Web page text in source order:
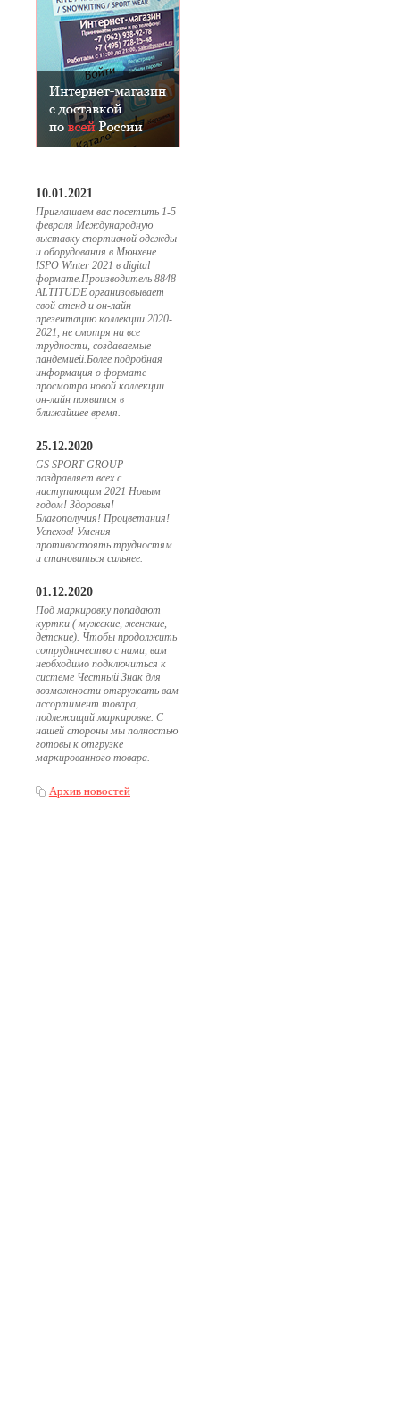
10.01.2021
Приглашаем вас посетить 1-5
февраля Международную
выставку спортивной одежды
и оборудования в Мюнхене
ISPO Winter 2021 в digital
формате.Производитель 8848
ALTITUDE организовывает
свой стенд и он-лайн
презентацию коллекции 2020-
2021, не смотря на все
трудности, создаваемые
пандемией.Более подробная
информация о формате
просмотра новой коллекции
он-лайн появится в
ближайшее время.
25.12.2020
GS SPORT GROUP
поздравляет всех с
наступающим 2021 Новым
годом! Здоровья!
Благополучия! Процветания!
Успехов! Умения
противостоять трудностям
и становиться сильнее.
01.12.2020
Под маркировку попадают
куртки ( мужские, женские,
детские). Чтобы продолжить
сотрудничество с нами, вам
необходимо подключиться к
системе Честный Знак для
возможности отгружать вам
ассортимент товара,
подлежащий маркировке. С
нашей стороны мы полностью
готовы к отгрузке
маркированного товара.
Архив новостей